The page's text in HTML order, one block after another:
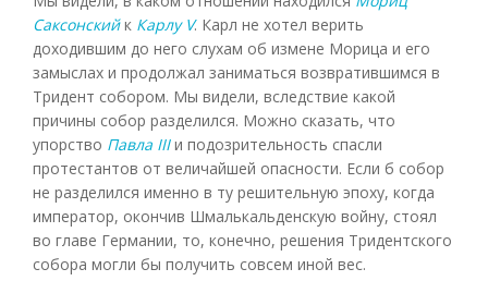
Саксонскийк Карлу V. Карл не хотел верить
доходившим до него слухам об измене Морица и его
замыслах и продолжал заниматься возвратившимся в
Тридент собором. Мы видели, вследствие какой
причины собор разделился. Можно сказать, что
упорство Павла IIIи подозрительность спасли
протестантов от величайшей опасности. Если б собор
не разделился именно в ту решительную эпоху, когда
император, окончив Шмалькальденскую войну, стоял
во главе Германии, то, конечно, решения Тридентского
собора могли бы получить совсем иной вес.